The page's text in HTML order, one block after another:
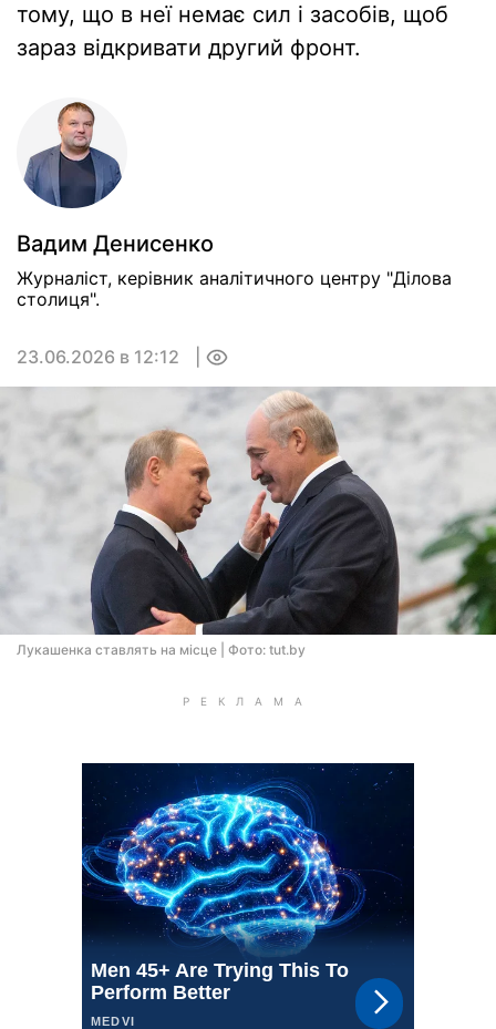
тому, що в неї немає сил і засобів, щоб
зараз відкривати другий фронт.
Вадим Денисенко
Журналіст, керівник аналітичного центру "Ділова
столиця".
23.06.2026 в 12:12
Лукашенка ставлять на місце | Фото: tut.by